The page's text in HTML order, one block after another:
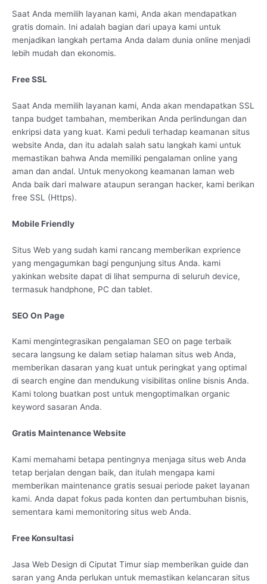
Saat Anda memilih layanan kami, Anda akan mendapatkan
gratis domain. Ini adalah bagian dari upaya kami untuk
menjadikan langkah pertama Anda dalam dunia online menjadi
lebih mudah dan ekonomis.
Free SSL
Saat Anda memilih layanan kami, Anda akan mendapatkan SSL
tanpa budget tambahan, memberikan Anda perlindungan dan
enkripsi data yang kuat. Kami peduli terhadap keamanan situs
website Anda, dan itu adalah salah satu langkah kami untuk
memastikan bahwa Anda memiliki pengalaman online yang
aman dan andal. Untuk menyokong keamanan laman web
Anda baik dari malware ataupun serangan hacker, kami berikan
free SSL (Https).
Mobile Friendly
Situs Web yang sudah kami rancang memberikan exprience
yang mengagumkan bagi pengunjung situs Anda. kami
yakinkan website dapat di lihat sempurna di seluruh device,
termasuk handphone, PC dan tablet.
SEO On Page
Kami mengintegrasikan pengalaman SEO on page terbaik
secara langsung ke dalam setiap halaman situs web Anda,
memberikan dasaran yang kuat untuk peringkat yang optimal
di search engine dan mendukung visibilitas online bisnis Anda.
Kami tolong buatkan post untuk mengoptimalkan organic
keyword sasaran Anda.
Gratis Maintenance Website
Kami memahami betapa pentingnya menjaga situs web Anda
tetap berjalan dengan baik, dan itulah mengapa kami
memberikan maintenance gratis sesuai periode paket layanan
kami. Anda dapat fokus pada konten dan pertumbuhan bisnis,
sementara kami memonitoring situs web Anda.
Free Konsultasi
Jasa Web Design di Ciputat Timur siap memberikan guide dan
saran yang Anda perlukan untuk memastikan kelancaran situs